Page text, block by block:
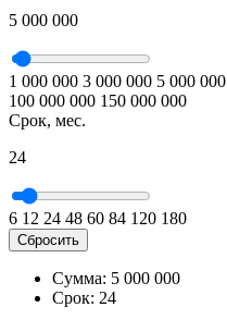
5 000 000
1 000 000 3 000 000 5 000 000
100 000 000 150 000 000
Срок, мес.
24
6 12 24 48 60 84 120 180
Сбросить
Сумма: 5 000 000
Срок: 24